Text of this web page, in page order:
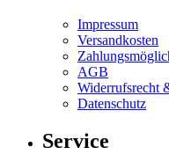
Impressum
Versandkosten
AGB
Widerrufsrecht
Datenschutz
Service